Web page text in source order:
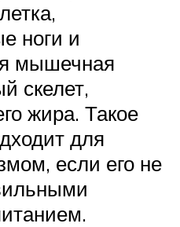
ноги и
мышечная
скелет,
жира. Такое
для
если его не